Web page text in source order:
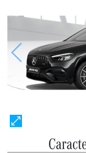
Anterior